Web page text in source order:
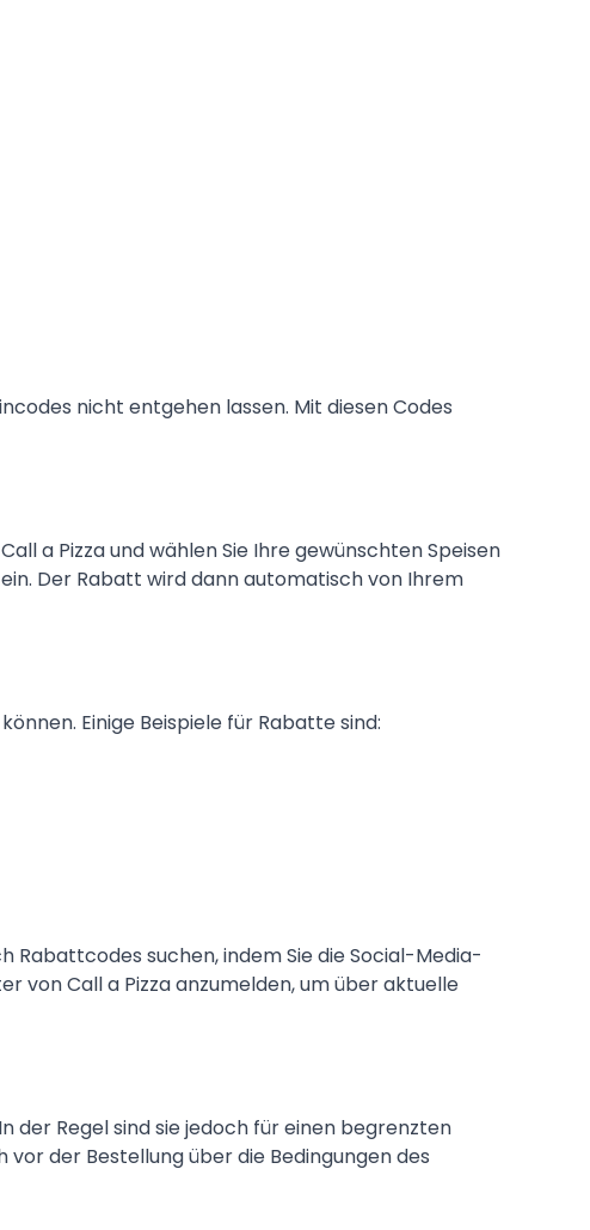
nicht entgehen lassen. Mit diesen Codes
a Pizza und wählen Sie Ihre gewünschten Speisen
Der Rabatt wird dann automatisch von Ihrem
Einige Beispiele für Rabatte sind:
Rabattcodes suchen, indem Sie die Social-Media-
von Call a Pizza anzumelden, um über aktuelle
der Regel sind sie jedoch für einen begrenzten
der Bestellung über die Bedingungen des